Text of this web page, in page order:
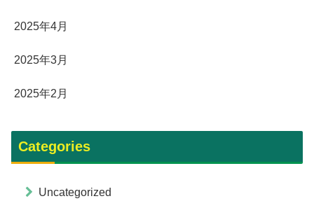
2025年4月
2025年3月
2025年2月
Categories
Uncategorized